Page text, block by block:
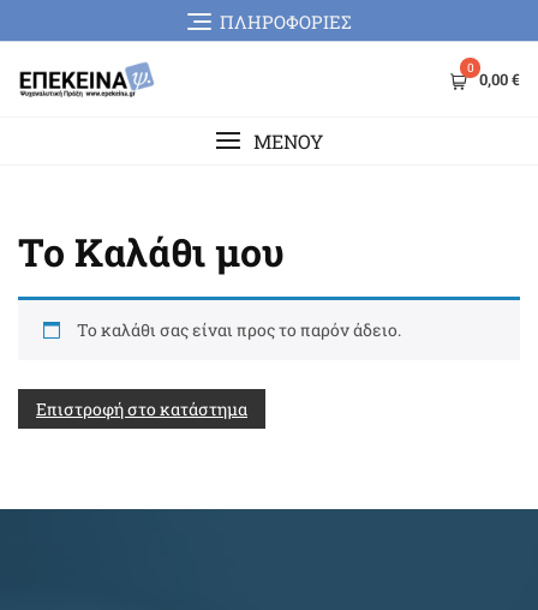
to
ΠΛΗΡΟΦΟΡΙΕΣ
0
0,00 €
MENOY
Το Καλάθι μου
Το καλάθι σας είναι προς το παρόν άδειο.
Επιστροφή στο κατάστημα